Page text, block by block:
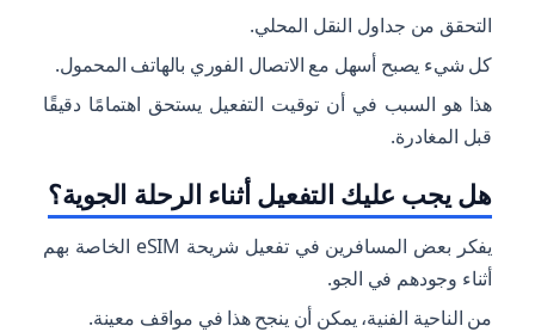
التحقق من جداول النقل المحلي.
كل شيء يصبح أسهل مع الاتصال الفوري بالهاتف المحمول.
هذا هو السبب في أن توقيت التفعيل يستحق اهتمامًا دقيقًا
قبل المغادرة.
هل يجب عليك التفعيل أثناء الرحلة الجوية؟
يفكر بعض المسافرين في تفعيل شريحة eSIM الخاصة بهم
أثناء وجودهم في الجو.
من الناحية الفنية، يمكن أن ينجح هذا في مواقف معينة.